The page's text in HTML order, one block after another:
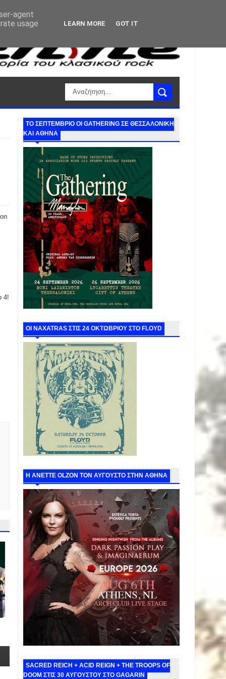
4!
ΤΟ ΣΕΠΤΕΜΒΡΙΟ ΟΙ GATHERING ΣΕ ΘΕΣΣΑΛΟΝΙΚΗ
ΚΑΙ ΑΘΗΝΑ
ΟΙ NAXATRAS ΣΤΙΣ 24 ΟΚΤΩΒΡΙΟΥ ΣΤΟ FLOYD
Η ANETTE OLZON ΤΟΝ ΑΥΓΟΥΣΤΟ ΣΤΗΝ ΑΘΗΝΑ
SACRED REICH + ACID REIGN + THE TROOPS OF
DOOM ΣΤΙΣ 30 ΑΥΓΟΥΣΤΟΥ ΣΤΟ GAGARIN
agent
usage
LEARN MORE GOT IT